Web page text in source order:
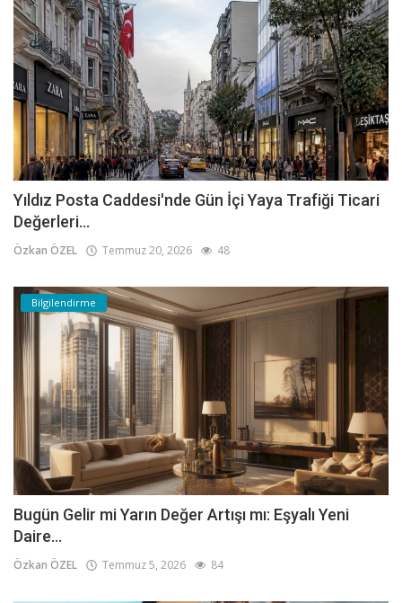
Yıldız Posta Caddesi'nde Gün İçi Yaya Trafiği Ticari
Değerleri...
Özkan ÖZEL Temmuz 20, 2026 48
Bilgilendirme
Bugün Gelir mi Yarın Değer Artışı mı: Eşyalı Yeni
Daire...
Özkan ÖZEL Temmuz 5, 2026 84